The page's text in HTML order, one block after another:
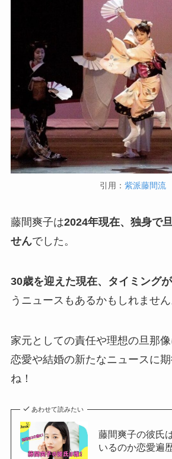
引用： 紫派藤間流
藤間爽子は2024年現在、独身で
せんでした。
30歳を迎えた現在、タイミング
うニュースもあるかもしれません
家元としての責任や理想の旦那像
恋愛や結婚の新たなニュースに
ね！
あわせて読みたい
藤間爽子の彼氏
いるのか恋愛遍